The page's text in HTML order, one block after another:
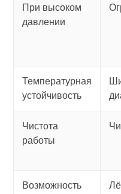
При высоком
давлении
Температурная
устойчивость
Чистота
работы
Возможность